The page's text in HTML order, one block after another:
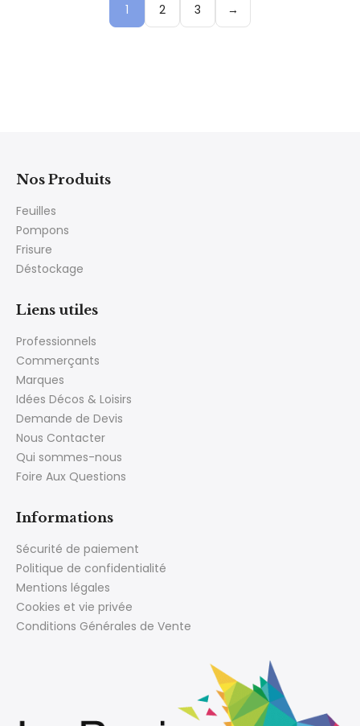
1 2 3 →
Nos Produits
Feuilles
Pompons
Frisure
Déstockage
Liens utiles
Professionnels
Commerçants
Marques
Idées Décos & Loisirs
Demande de Devis
Nous Contacter
Qui sommes-nous
Foire Aux Questions
Informations
Sécurité de paiement
Politique de confidentialité
Mentions légales
Cookies et vie privée
Conditions Générales de Vente